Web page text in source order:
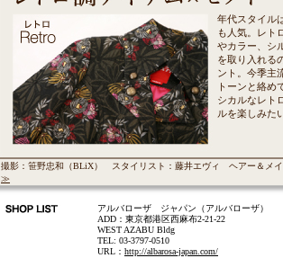
年代スタイル
も人気。レト
やカラー、シ
を取り入れる
ント。今季主
トーンと絡め
シカルなレト
ルを楽しみた
撮影：笹野忠和（BLiX） スタイリスト：藤井エヴィ ヘアー＆メ
≫
アルバローザ ジャパン（アルバローザ）
ADD：東京都港区西麻布2-21-22
WEST AZABU Bldg
TEL: 03-3797-0510
URL： http://albarosa-japan.com/